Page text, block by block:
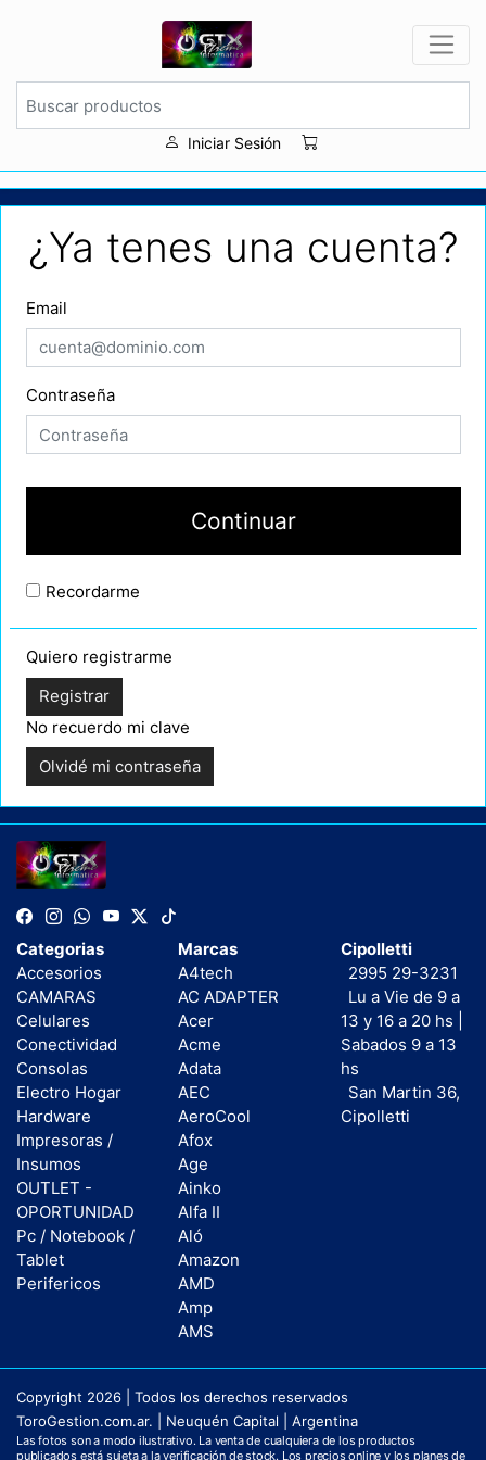
Iniciar Sesión
¿Ya tenes una cuenta?
Email
Contraseña
Continuar
Recordarme
Quiero registrarme
No recuerdo mi clave
Categorias
Accesorios
CAMARAS
Celulares
Conectividad
Consolas
Electro Hogar
Hardware
Impresoras /
Insumos
OUTLET -
OPORTUNIDAD
Pc / Notebook /
Tablet
Perifericos
Marcas
A4tech
AC ADAPTER
Acer
Acme
Adata
AEC
AeroCool
Afox
Age
Ainko
Alfa II
Aló
Amazon
AMD
Amp
AMS
Cipolletti
2995 29-3231
Lu a Vie de 9 a
13 y 16 a 20 hs |
Sabados 9 a 13
hs
San Martin 36,
Cipolletti
Copyright 2026 | Todos los derechos reservados
ToroGestion.com.ar. | Neuquén Capital | Argentina
Las fotos son a modo ilustrativo. La venta de cualquiera de los productos
publicados está sujeta a la verificación de stock. Los precios online y los planes de